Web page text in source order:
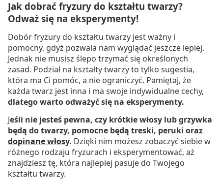
Jak dobrać fryzury do kształtu twarzy?
Odważ się na eksperymenty!
Dobór fryzury do kształtu twarzy jest ważny i
pomocny, gdyż pozwala nam wyglądać jeszcze lepiej.
Jednak nie musisz ślepo trzymać się określonych
zasad. Podział na kształty twarzy to tylko sugestia,
która ma Ci pomóc, a nie ograniczyć. Pamiętaj, że
każda twarz jest inna i ma swoje indywidualne cechy,
dlatego warto odważyć się na eksperymenty.
Jeśli nie jesteś pewna, czy krótkie włosy lub grzywka
będą do twarzy, pomocne będą treski, peruki oraz
dopinane włosy. Dzięki nim możesz zobaczyć siebie w
różnego rodzaju fryzurach i eksperymentować, aż
znajdziesz tę, która najlepiej pasuje do Twojego
kształtu twarzy.